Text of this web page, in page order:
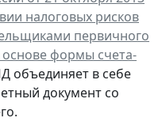
налоговых рисков
первичного
основе формы счета-
объединяет в себе
документ со